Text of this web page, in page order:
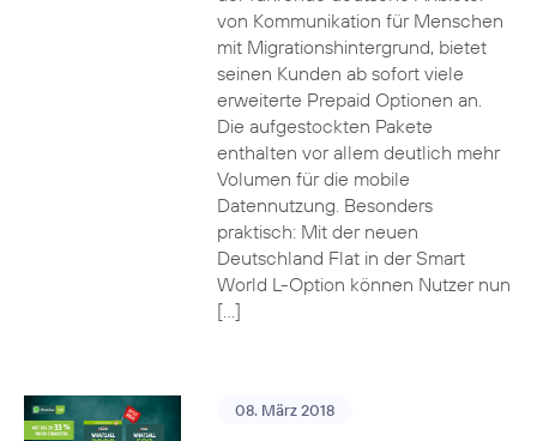
von Kommunikation für Menschen
mit Migrationshintergrund, bietet
seinen Kunden ab sofort viele
erweiterte Prepaid Optionen an.
Die aufgestockten Pakete
enthalten vor allem deutlich mehr
Volumen für die mobile
Datennutzung. Besonders
praktisch: Mit der neuen
Deutschland Flat in der Smart
World L-Option können Nutzer nun
[…]
08. März 2018